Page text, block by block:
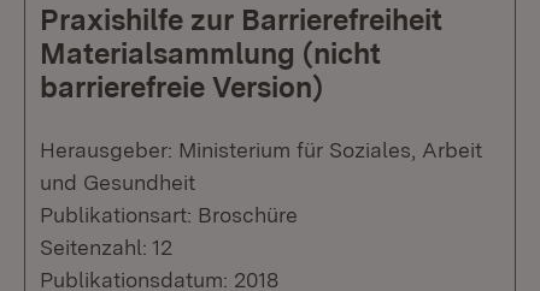
Praxishilfe zur Barrierefreiheit
Materialsammlung (nicht
barrierefreie Version)
Herausgeber: Ministerium für Soziales, Arbeit
und Gesundheit
Publikationsart: Broschüre
Seitenzahl: 12
Publikationsdatum: 2018